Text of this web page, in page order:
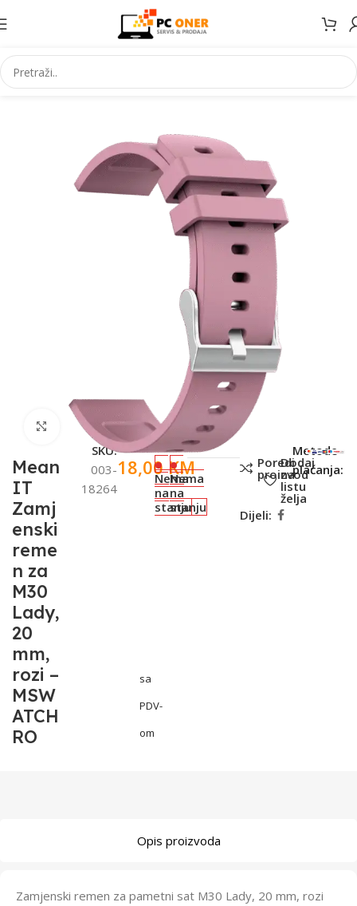
Početna Elektronika Satovi Pametni satovi
Click to enlarge
Mean
IT
Zamj
enski
reme
n za
M30
Lady,
20
mm,
rozi –
MSW
ATCH
RO
SKU:
003-
18264
18,00KM
sa
PDV-
om
Nema
na
stanju
Nema
na
stanju
Poredi
proizvod
Dodaj
na
listu
želja
Dijeli:
Metode
plaćanja:
Opis proizvoda
Zamjenski remen za pametni sat M30 Lady, 20 mm, rozi